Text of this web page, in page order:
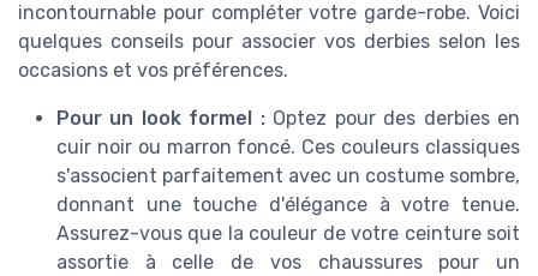
incontournable pour compléter votre garde-robe. Voici
quelques conseils pour associer vos derbies selon les
occasions et vos préférences.
Pour un look formel :Optez pour des derbies en
cuir noir ou marron foncé. Ces couleurs classiques
s'associent parfaitement avec un costume sombre,
donnant une touche d'élégance à votre tenue.
Assurez-vous que la couleur de votre ceinture soit
assortie à celle de vos chaussures pour un